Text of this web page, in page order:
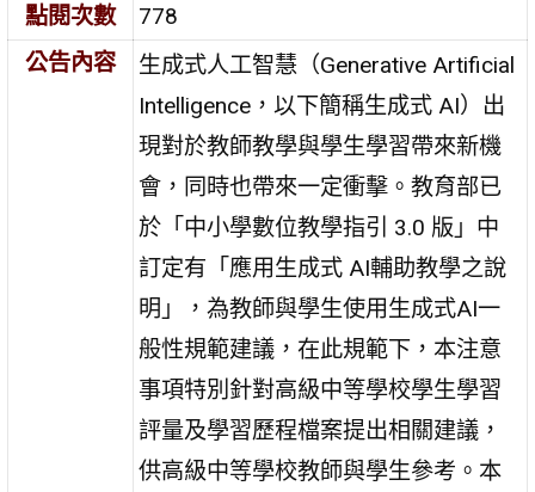
點閱次數
778
公告內容
生成式人工智慧（Generative Artificial
Intelligence，以下簡稱生成式 AI）出
現對於教師教學與學生學習帶來新機
會，同時也帶來一定衝擊。教育部已
於「中小學數位教學指引 3.0 版」中
訂定有「應用生成式 AI輔助教學之說
明」，為教師與學生使用生成式AI一
般性規範建議，在此規範下，本注意
事項特別針對高級中等學校學生學習
評量及學習歷程檔案提出相關建議，
供高級中等學校教師與學生參考。本